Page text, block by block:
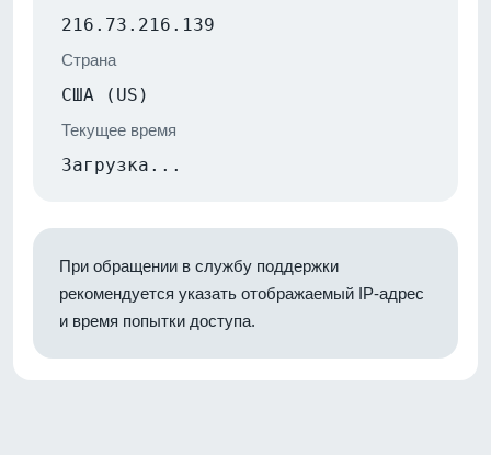
216.73.216.139
Страна
США (US)
Текущее время
Загрузка...
При обращении в службу поддержки
рекомендуется указать отображаемый IP-адрес
и время попытки доступа.